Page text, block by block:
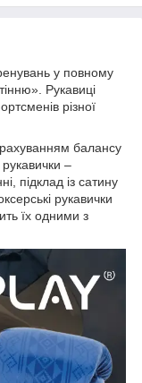
у повному
Рукавиці
різної
балансу
–
підклад із сатину
рукавички
їх одними з